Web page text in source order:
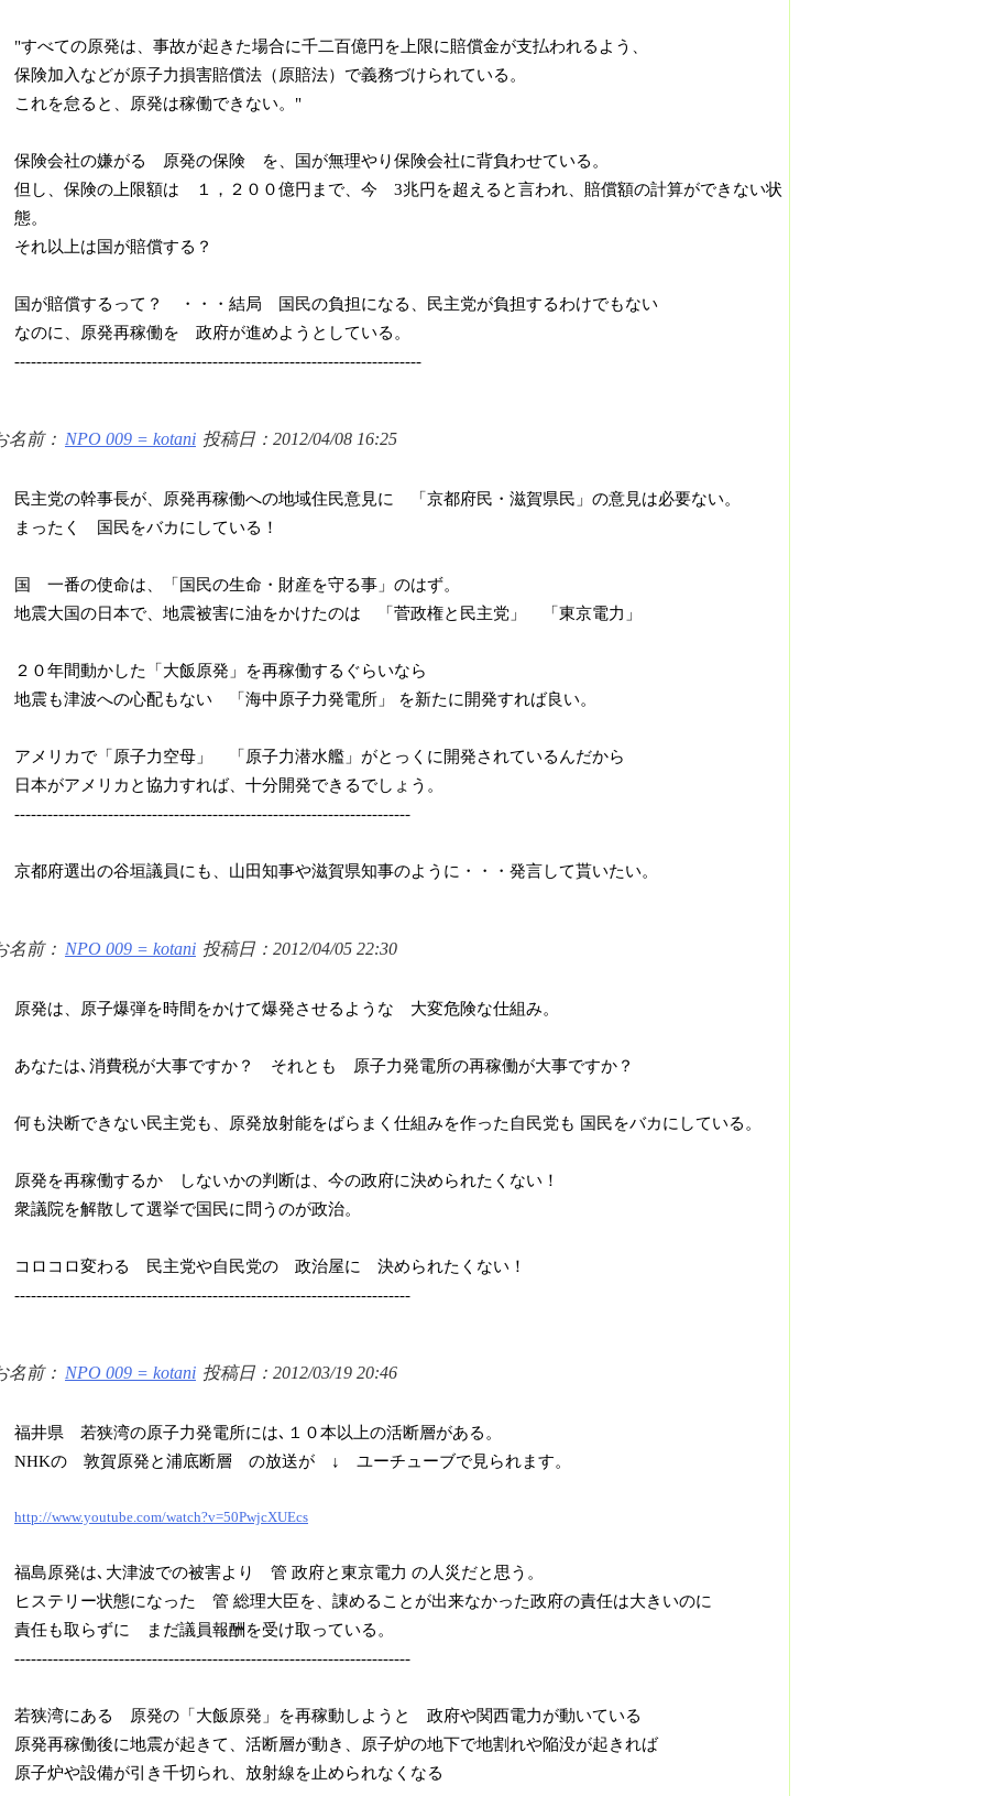
"すべての原発は、事故が起きた場合に千二百億円を上限に賠償金が支払われるよう、
保険加入などが原子力損害賠償法（原賠法）で義務づけられている。
これを怠ると、原発は稼働できない。"
保険会社の嫌がる 原発の保険 を、国が無理やり保険会社に背負わせている。
但し、保険の上限額は １，２００億円まで、今 3兆円を超えると言われ、賠償額の計算ができない状
態。
それ以上は国が賠償する？
国が賠償するって？ ・・・結局 国民の負担になる、民主党が負担するわけでもない
なのに、原発再稼働を 政府が進めようとしている。
--------------------------------------------------------------------------
名前： NPO 009 = kotani 投稿日：2012/04/08 16:25
民主党の幹事長が、原発再稼働への地域住民意見に 「京都府民・滋賀県民」の意見は必要ない。
まったく 国民をバカにしている！
国 一番の使命は、「国民の生命・財産を守る事」のはず。
地震大国の日本で、地震被害に油をかけたのは 「菅政権と民主党」 「東京電力」
２０年間動かした「大飯原発」を再稼働するぐらいなら
地震も津波への心配もない 「海中原子力発電所」 を新たに開発すれば良い。
アメリカで「原子力空母」 「原子力潜水艦」がとっくに開発されているんだから
日本がアメリカと協力すれば、十分開発できるでしょう。
------------------------------------------------------------------------
京都府選出の谷垣議員にも、山田知事や滋賀県知事のように・・・発言して貰いたい。
名前： NPO 009 = kotani 投稿日：2012/04/05 22:30
原発は、原子爆弾を時間をかけて爆発させるような 大変危険な仕組み。
あなたは､消費税が大事ですか？ それとも 原子力発電所の再稼働が大事ですか？
何も決断できない民主党も、原発放射能をばらまく仕組みを作った自民党も 国民をバカにしている。
原発を再稼働するか しないかの判断は、今の政府に決められたくない！
衆議院を解散して選挙で国民に問うのが政治。
コロコロ変わる 民主党や自民党の 政治屋に 決められたくない！
------------------------------------------------------------------------
名前： NPO 009 = kotani 投稿日：2012/03/19 20:46
福井県 若狭湾の原子力発電所には､１０本以上の活断層がある。
NHKの 敦賀原発と浦底断層 の放送が ↓ ユーチューブで見られます。
http://www.youtube.com/watch?v=50PwjcXUEcs
福島原発は､大津波での被害より 管 政府と東京電力 の人災だと思う。
ヒステリー状態になった 管 総理大臣を、諌めることが出来なかった政府の責任は大きいのに
責任も取らずに まだ議員報酬を受け取っている。
------------------------------------------------------------------------
若狭湾にある 原発の「大飯原発」を再稼動しようと 政府や関西電力が動いている
原発再稼働後に地震が起きて、活断層が動き、原子炉の地下で地割れや陥没が起きれば
原子炉や設備が引き千切られ、放射線を止められなくなる